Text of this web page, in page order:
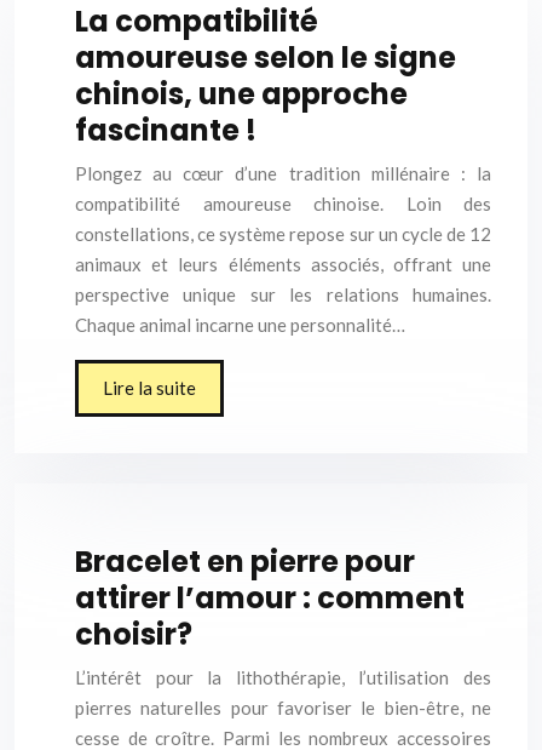
La compatibilité
amoureuse selon le signe
chinois, une approche
fascinante !
Plongez au cœur d’une tradition millénaire : la
compatibilité amoureuse chinoise. Loin des
constellations, ce système repose sur un cycle de 12
animaux et leurs éléments associés, offrant une
perspective unique sur les relations humaines.
Chaque animal incarne une personnalité…
Lire la suite
Bracelet en pierre pour
attirer l’amour : comment
choisir?
L’intérêt pour la lithothérapie, l’utilisation des
pierres naturelles pour favoriser le bien-être, ne
cesse de croître. Parmi les nombreux accessoires